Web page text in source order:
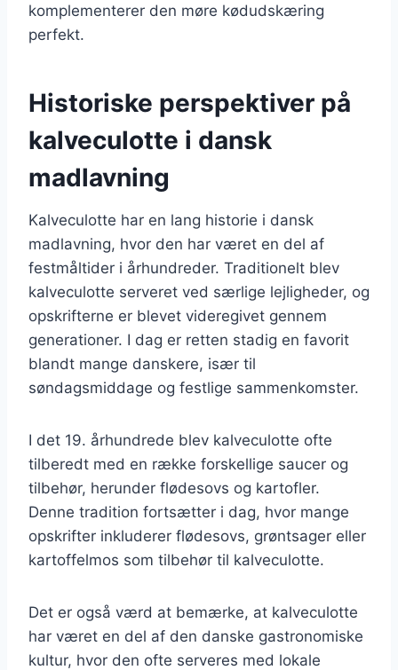
komplementerer den møre kødudskæring
perfekt.
Historiske perspektiver på
kalveculotte i dansk
madlavning
Kalveculotte har en lang historie i dansk
madlavning, hvor den har været en del af
festmåltider i århundreder. Traditionelt blev
kalveculotte serveret ved særlige lejligheder, og
opskrifterne er blevet videregivet gennem
generationer. I dag er retten stadig en favorit
blandt mange danskere, især til
søndagsmiddage og festlige sammenkomster.
I det 19. århundrede blev kalveculotte ofte
tilberedt med en række forskellige saucer og
tilbehør, herunder flødesovs og kartofler.
Denne tradition fortsætter i dag, hvor mange
opskrifter inkluderer flødesovs, grøntsager eller
kartoffelmos som tilbehør til kalveculotte.
Det er også værd at bemærke, at kalveculotte
har været en del af den danske gastronomiske
kultur, hvor den ofte serveres med lokale